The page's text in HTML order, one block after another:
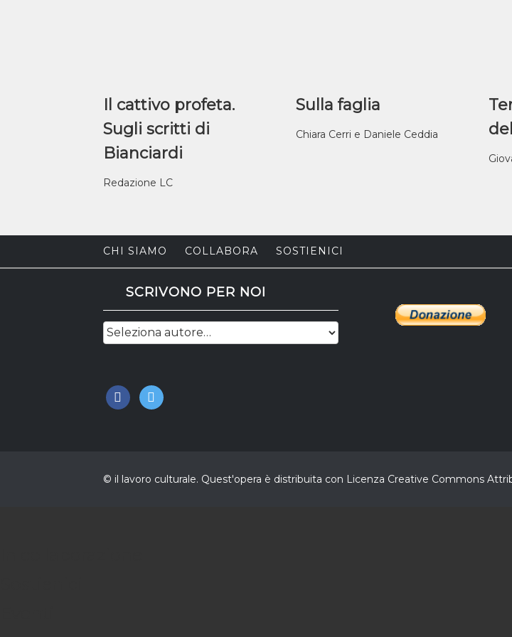
Il cattivo profeta.
Sugli scritti di
Bianciardi
Redazione LC
Sulla faglia
Chiara Cerri e Daniele Ceddia
CHI SIAMO COLLABORA SOSTIENICI
SCRIVONO PER NOI
facebook
twitter
© il lavoro culturale. Quest'opera è distribuita con Licenza Creative Commons